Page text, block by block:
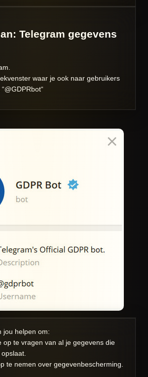
Telegram gegevens
waar je ook naar gebruikers
jou helpen om:
op te vragen van al je gegevens die
te nemen over gegevenbescherming.